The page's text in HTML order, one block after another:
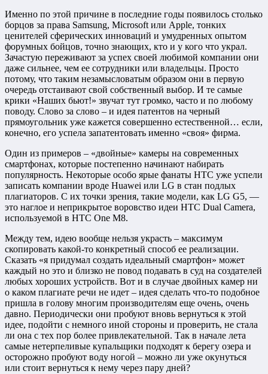
Именно по этой причине в последние годы появилось столько
борцов за права Samsung, Microsoft или Apple, тонких
ценителей сферических инноваций и умудренных опытом
форумных бойцов, точно знающих, кто и у кого что украл.
Зачастую переживают за успех своей любимой компании они
даже сильнее, чем ее сотрудники или владельцы. Просто
потому, что таким незамысловатым образом они в первую
очередь отстаивают свой собственный выбор. И те самые
крики «Наших бьют!» звучат тут громко, часто и по любому
поводу. Слово за слово – и идея патентов на черный
прямоугольник уже кажется совершенно естественной… если,
конечно, его успела запатентовать именно «своя» фирма.
Один из примеров – «двойные» камеры на современных
смартфонах, которые постепенно начинают набирать
популярность. Некоторые особо ярые фанаты HTC уже успели
записать компании вроде Huawei или LG в стан подлых
плагиаторов. С их точки зрения, такие модели, как LG G5, —
это наглое и неприкрытое воровство идеи HTC Dual Camera,
используемой в HTC One M8.
Между тем, идею вообще нельзя украсть – максимум
скопировать какой-то конкретный способ ее реализации.
Сказать «я придумал создать идеальный смартфон» может
каждый но это и близко не повод подавать в суд на создателей
любых хороших устройств. Вот и в случае двойных камер ни
о каком плагиате речи не идет – идея сделать что-то подобное
пришла в голову многим производителям еще очень, очень
давно. Периодически они пробуют вновь вернуться к этой
идее, подойти с немного иной стороны и проверить, не стала
ли она с тех пор более привлекательной. Так в начале лета
самые нетерпеливые купальщики подходят к берегу озера и
осторожно пробуют воду ногой – можно ли уже окунуться
или стоит вернуться к нему через пару дней?